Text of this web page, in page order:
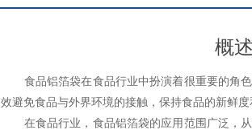
概
食品铝箔袋在食品行业中扮演着很重要的角色
效避免食品与外界环境的接触，保持食品的新鲜度
在食品行业， 食品铝箔袋的应用范围广泛，